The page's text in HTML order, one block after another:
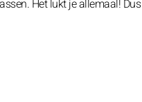
Het lukt je allemaal!